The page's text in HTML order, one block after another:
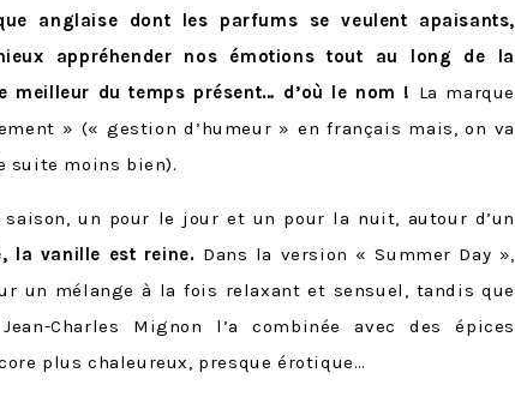
anglaise dont les parfums se veulent apaisants,
appréhender nos émotions tout au long de la
meilleur du temps présent… d’où le nom ! La marque
» (« gestion d’humeur » en français mais, on va
suite moins bien).
saison, un pour le jour et un pour la nuit, autour d’un
la vanille est reine. Dans la version « Summer Day »,
un mélange à la fois relaxant et sensuel, tandis que
Charles Mignon l’a combinée avec des épices
plus chaleureux, presque érotique…